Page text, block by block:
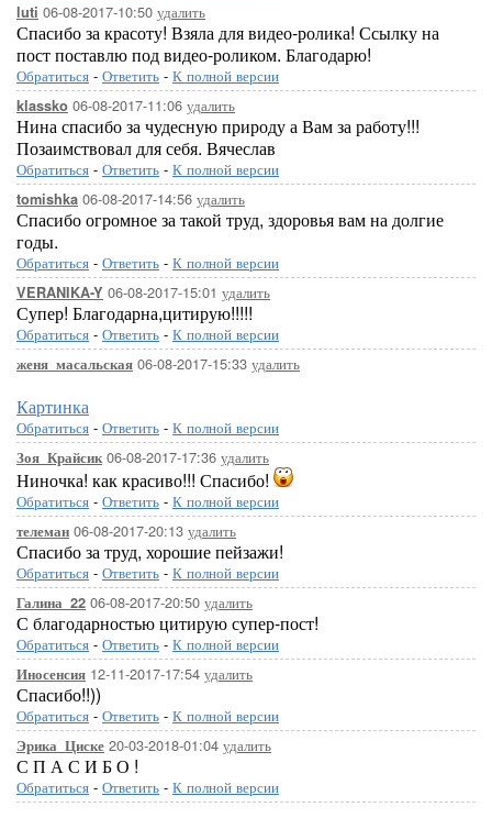
luti 06-08-2017-10:50 удалить
Спасибо за красоту! Взяла для видео-ролика! Ссылку на
пост поставлю под видео-роликом. Благодарю!
Обратиться - Ответить - К полной версии
klassko 06-08-2017-11:06 удалить
Нина спасибо за чудесную природу а Вам за работу!!!
Позаимствовал для себя. Вячеслав
Обратиться - Ответить - К полной версии
tomishka 06-08-2017-14:56 удалить
Спасибо огромное за такой труд, здоровья вам на долгие
годы.
Обратиться - Ответить - К полной версии
VERANIKA-Y 06-08-2017-15:01 удалить
Супер! Благодарна,цитирую!!!!!
Обратиться - Ответить - К полной версии
женя_масальская 06-08-2017-15:33 удалить
Картинка
Обратиться - Ответить - К полной версии
Зоя_Крайсик06-08-2017-17:36 удалить
Ниночка! как красиво!!! Спасибо!
Обратиться - Ответить - К полной версии
телеман 06-08-2017-20:13 удалить
Спасибо за труд, хорошие пейзажи!
Обратиться - Ответить - К полной версии
Галина_22 06-08-2017-20:50 удалить
С благодарностью цитирую супер-пост!
Обратиться - Ответить - К полной версии
Иносенсия 12-11-2017-17:54 удалить
Спасибо!!))
Обратиться - Ответить - К полной версии
Эрика_Циске 20-03-2018-01:04 удалить
С П А С И Б О !
Обратиться - Ответить - К полной версии